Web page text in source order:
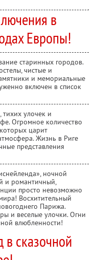
в
Европы!
старинных городов.
чистые и
и мемориальные
включен в список
улочек и
Огромное количество
царит
Жизнь в Риге
представления
ночной
и романтичный,
просто невозможно
Восхитительный
Парижа.
и веселые улочки. Огни
влюбленности!
в сказочной